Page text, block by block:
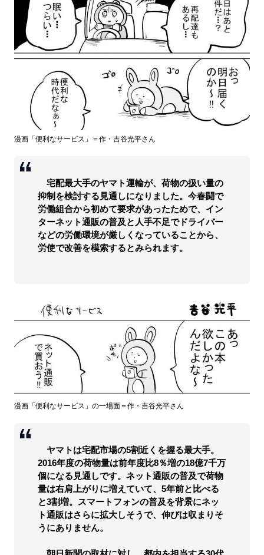
漫画「便利なサービス」＝作・吉谷光平さん
宅配最大手のヤマト運輸が、荷物の扱い量の
抑制を検討する見通しになりました。今春闘で
労働組合から初めて要求があったためで、イン
ターネット通販の普及と人手不足でドライバー
などの労働環境が厳しくなっていることから、
労使で改善を模索するとみられます。
漫画「便利なサービス」の一場面＝作・吉谷光平さん
ヤマトは宅配市場の5割近くを握る最大手。
2016年度の荷物量は前年度比8％増の18億7千万
個になる見通しです。ネット通販の普及で荷物
量は右肩上がりに増えていて、5年前と比べる
と3割増。スマートフォンの普及を背景にネッ
ト通販はさらに拡大しそうで、伸びは収まりそ
うにありません。